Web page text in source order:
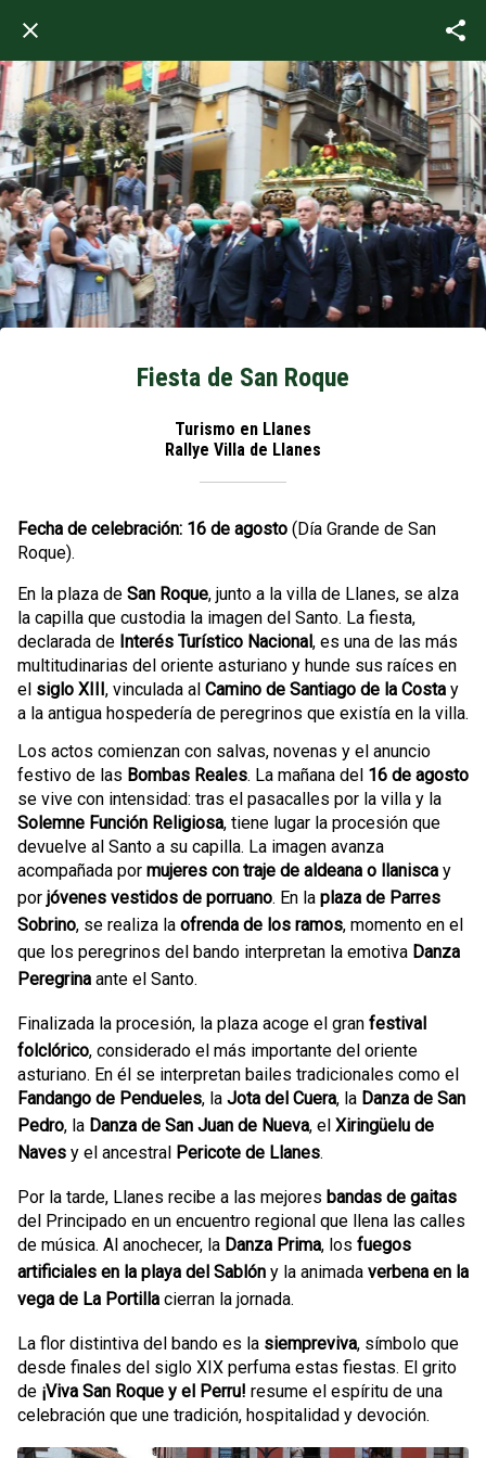
Fiesta de San Roque
Turismo en Llanes
Rallye Villa de Llanes
Fecha de celebración: 16 de agosto (Día Grande de San
Roque).
En la plaza de San Roque, junto a la villa de Llanes, se alza
la capilla que custodia la imagen del Santo. La fiesta,
declarada de Interés Turístico Nacional, es una de las más
multitudinarias del oriente asturiano y hunde sus raíces en
el siglo XIII, vinculada al Camino de Santiago de la Costa y
a la antigua hospedería de peregrinos que existía en la villa.
Los actos comienzan con salvas, novenas y el anuncio
festivo de las Bombas Reales. La mañana del 16 de agosto
se vive con intensidad: tras el pasacalles por la villa y la
Solemne Función Religiosa, tiene lugar la procesión que
devuelve al Santo a su capilla. La imagen avanza
acompañada por mujeres con traje de aldeana o llanisca y
por jóvenes vestidos de porruano. En la plaza de Parres
Sobrino, se realiza la ofrenda de los ramos, momento en el
que los peregrinos del bando interpretan la emotiva Danza
Peregrina ante el Santo.
Finalizada la procesión, la plaza acoge el gran festival
folclórico, considerado el más importante del oriente
asturiano. En él se interpretan bailes tradicionales como el
Fandango de Pendueles, la Jota del Cuera, la Danza de San
Pedro, la Danza de San Juan de Nueva, el Xiringüelu de
Naves y el ancestral Pericote de Llanes.
Por la tarde, Llanes recibe a las mejores bandas de gaitas
del Principado en un encuentro regional que llena las calles
de música. Al anochecer, la Danza Prima, los fuegos
artificiales en la playa del Sablón y la animada verbena en la
vega de La Portilla cierran la jornada.
La flor distintiva del bando es la siempreviva, símbolo que
desde finales del siglo XIX perfuma estas fiestas. El grito
de ¡Viva San Roque y el Perru! resume el espíritu de una
celebración que une tradición, hospitalidad y devoción.